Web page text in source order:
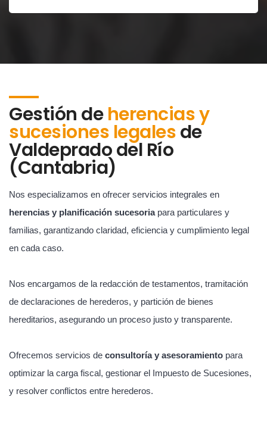
Gestión deherencias y
sucesiones legalesde
Valdeprado del Río
(Cantabria)
Nos especializamos en ofrecer servicios integrales en
herencias y planificación sucesoriapara particulares y
familias, garantizando claridad, eficiencia y cumplimiento legal
en cada caso.
Nos encargamos de la redacción de testamentos, tramitación
de declaraciones de herederos, y partición de bienes
hereditarios, asegurando un proceso justo y transparente.
Ofrecemos servicios de consultoría y asesoramiento para
optimizar la carga fiscal, gestionar el Impuesto de Sucesiones,
y resolver conflictos entre herederos.